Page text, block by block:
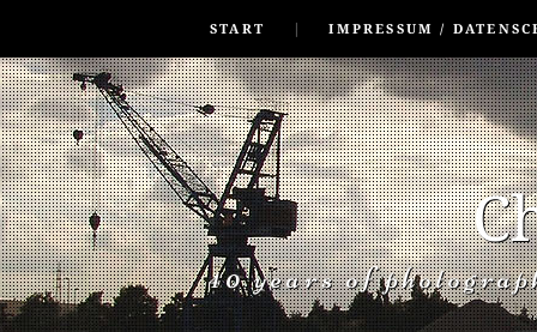
START
IMPRESSUM /
40 years of